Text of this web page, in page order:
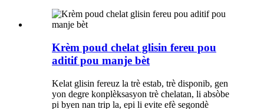
Krèm poud chelat glisin fereu pou
aditif pou manje bèt
Kelat glisin fereuz la trè estab, trè disponib, gen
yon degre konplèksasyon trè chelatan, li absòbe
pi byen nan trip la, epi li evite efè segondè